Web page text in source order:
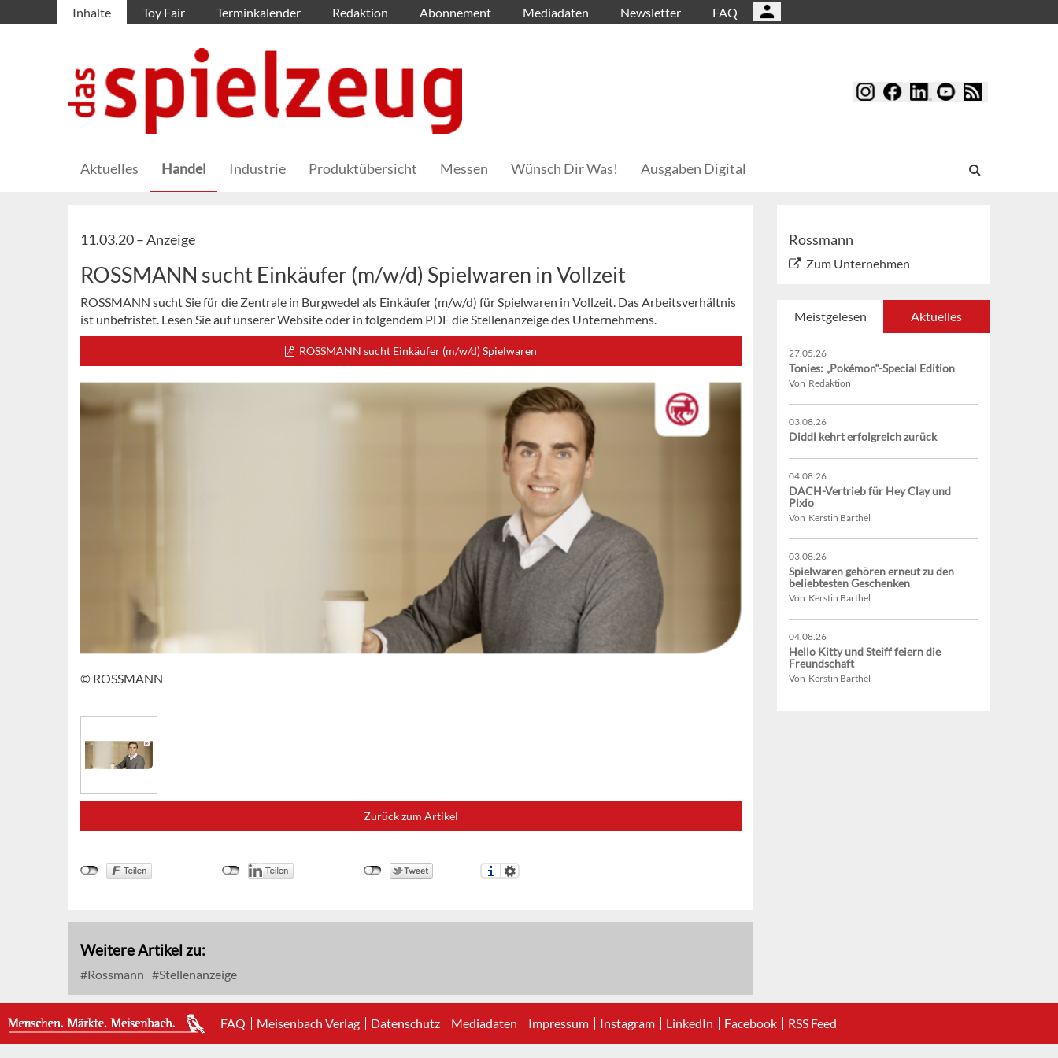
Inhalte Toy Fair Terminkalender Redaktion Abonnement Mediadaten Newsletter FAQ
Aktuelles Handel Industrie Produktübersicht Messen Wünsch Dir Was! Ausgaben Digital
11.03.20 –Anzeige
ROSSMANN sucht Einkäufer (m/w/d) Spielwaren in Vollzeit
ROSSMANN sucht Sie für die Zentrale in Burgwedel als Einkäufer (m/w/d) für Spielwaren in Vollzeit. Das Arbeitsverhältnis
ist unbefristet. Lesen Sie auf unserer Website oder in folgendem PDF die Stellenanzeige des Unternehmens.
ROSSMANN sucht Einkäufer (m/w/d) Spielwaren
© ROSSMANN
Zurück zum Artikel
Weitere Artikel zu:
Rossmann Stellenanzeige
Rossmann
Zum Unternehmen
Meistgelesen Aktuelles
27.05.26
Tonies: „Pokémon“-Special Edition
Von Redaktion
03.08.26
Diddl kehrt erfolgreich zurück
04.08.26
DACH-Vertrieb für Hey Clay und
Pixio
Von Kerstin Barthel
03.08.26
Spielwaren gehören erneut zu den
beliebtesten Geschenken
Von Kerstin Barthel
04.08.26
Hello Kitty und Steiff feiern die
Freundschaft
Von Kerstin Barthel
FAQ Meisenbach Verlag Datenschutz Mediadaten Impressum Instagram LinkedIn Facebook RSS Feed